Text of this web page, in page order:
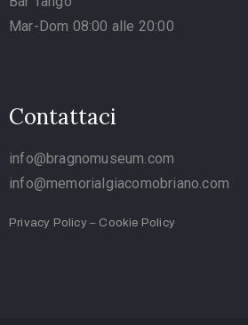
Mar-Dom 08:00 alle 20:00
Contattaci
info@bragnomuseum.com
info@memorialgiacomobriano.com
Privacy Policy– Cookie Policy